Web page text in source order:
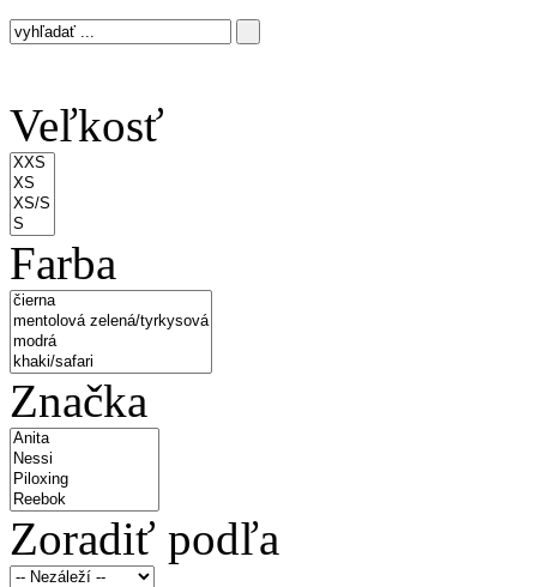
Veľkosť
Farba
Značka
Zoradiť podľa